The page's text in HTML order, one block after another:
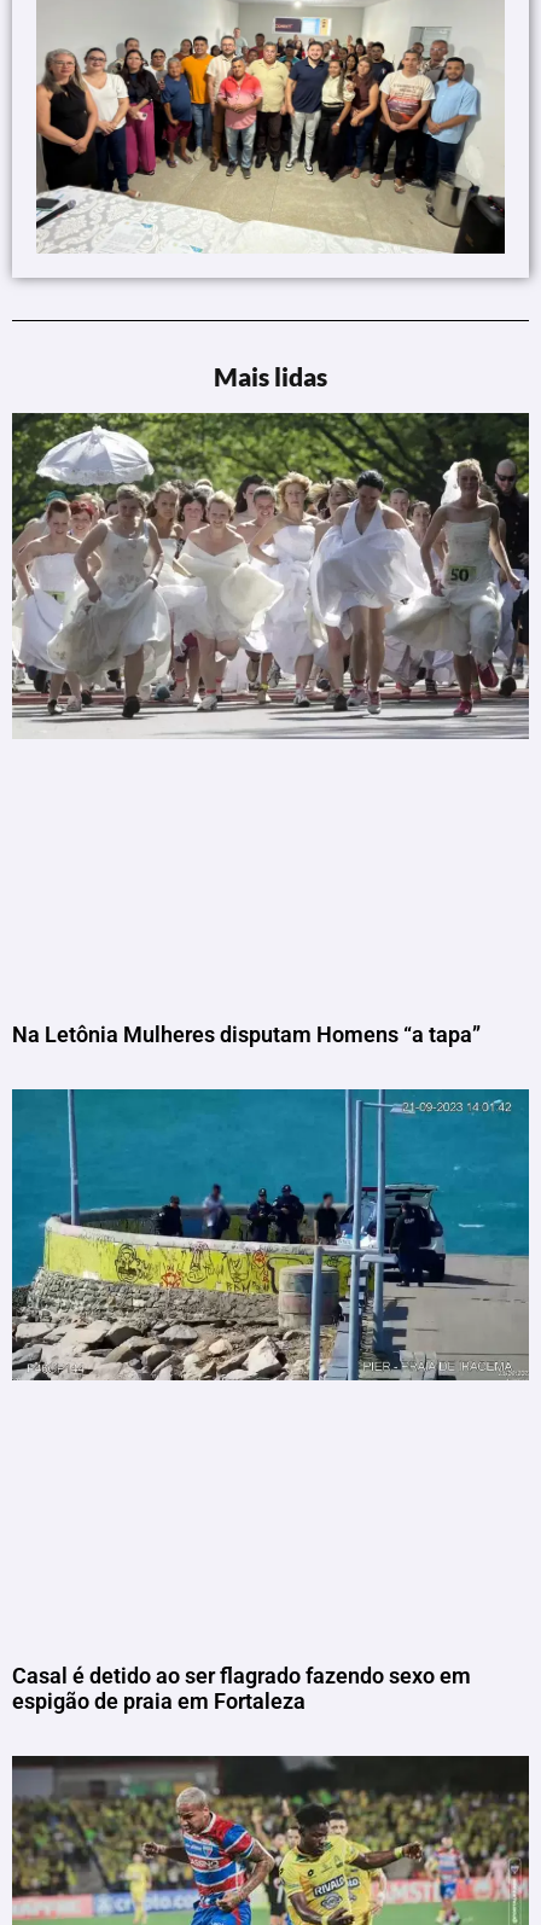
Mais lidas
Na Letônia Mulheres disputam Homens “a tapa”
Casal é detido ao ser flagrado fazendo sexo em
espigão de praia em Fortaleza